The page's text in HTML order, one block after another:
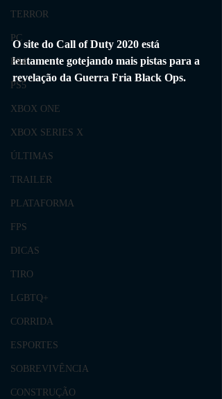
TERROR
PC
PS4
PS5
XBOX ONE
XBOX SERIES X
ÚLTIMAS
TRAILER
PLATAFORMA
FPS
DICAS
TIRO
LGBTQ+
CORRIDA
ESPORTES
SOBREVIVÊNCIA
CONSTRUÇÃO
O site do Call of Duty 2020 está
lentamente gotejando mais pistas para a
revelação da Guerra Fria Black Ops.